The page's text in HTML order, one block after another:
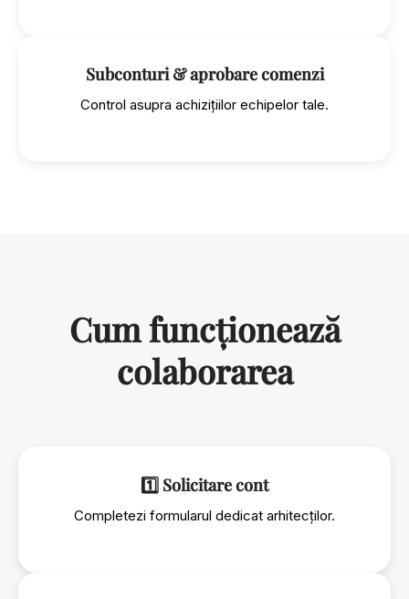
Subconturi & aprobare comenzi
Control asupra achizițiilor echipelor tale.
Cum funcționează
colaborarea
1️⃣ Solicitare cont
Completezi formularul dedicat arhitecților.